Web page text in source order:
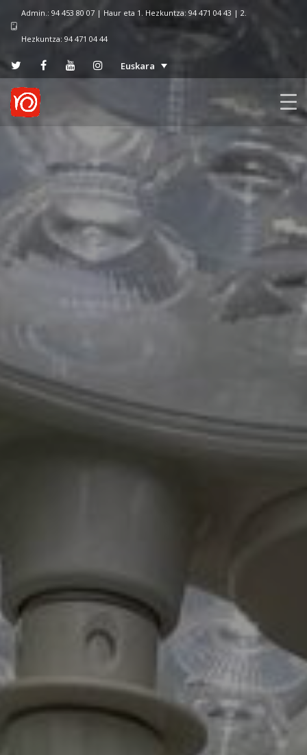
Admin.: 94 453 80 07 | Haur eta 1. Hezkuntza: 94 471 04 43 | 2.
Hezkuntza: 94 471 04 44
Euskara